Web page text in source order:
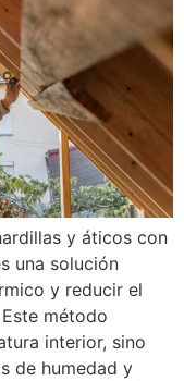
y áticos con
una solución
y reducir el
método
interior, sino
de humedad y